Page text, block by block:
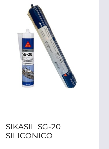
SIKASIL SG-20
SILICONICO